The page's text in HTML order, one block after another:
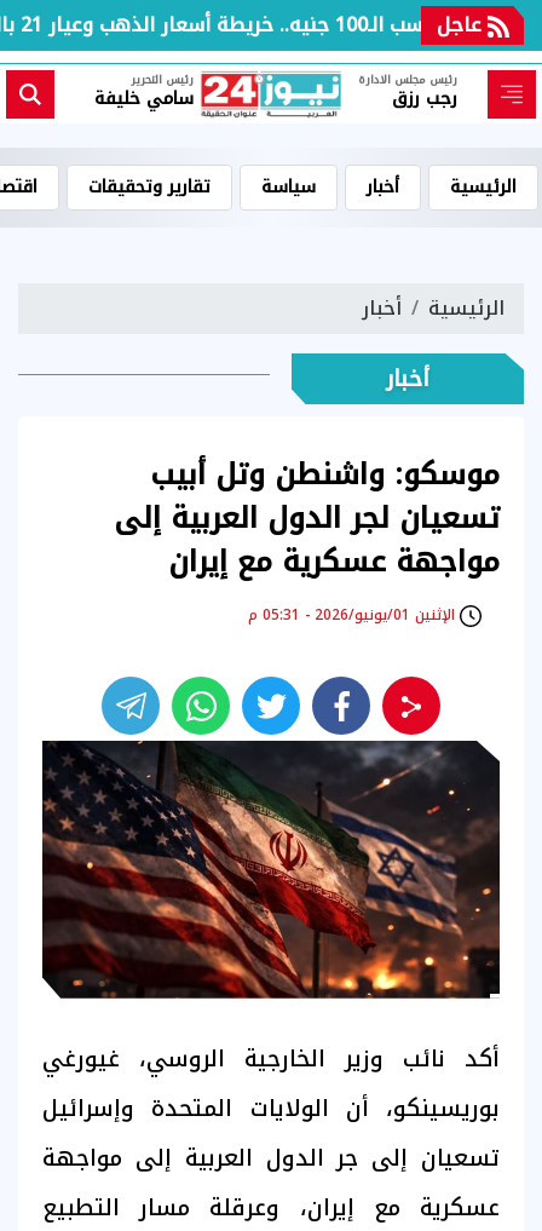
عاجل
بعد مكاسب الـ100 جنيه.. خريطة أسعار الذهب وعيار 21 بالعطلة الأسبوعية
رئيس مجلس الادارة
رجب رزق
رئيس التحرير
سامي خليفة
الرئيسية أخبار سياسة تقارير وتحقيقات
الرئيسية أخبار
أخبار
موسكو: واشنطن وتل أبيب
تسعيان لجر الدول العربية إلى
مواجهة عسكرية مع إيران
الإثنين 01/يونيو/2026 - 05:31 م
أكد نائب وزير الخارجية الروسي، غيورغي
بوريسينكو، أن الولايات المتحدة وإسرائيل
تسعيان إلى جر الدول العربية إلى مواجهة
عسكرية مع إيران، وعرقلة مسار التطبيع